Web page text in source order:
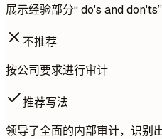
展示经验部分“ do's and
不推荐
按公司要求进行审计
推荐写法
领导了全面的内部审计，识别